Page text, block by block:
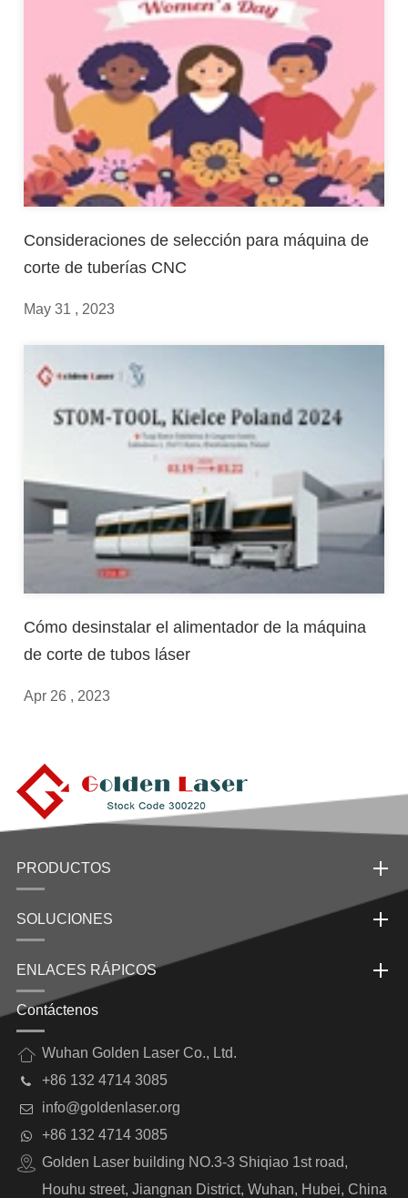
Consideraciones de selección para máquina de
corte de tuberías CNC
May 31 , 2023
Cómo desinstalar el alimentador de la máquina
de corte de tubos láser
Apr 26 , 2023
PRODUCTOS
SOLUCIONES
ENLACES RÁPICOS
Contáctenos
Wuhan Golden Laser Co., Ltd.
+86 132 4714 3085
info@goldenlaser.org
+86 132 4714 3085
Golden Laser building NO.3-3 Shiqiao 1st road,
Houhu street, Jiangnan District, Wuhan, Hubei, China